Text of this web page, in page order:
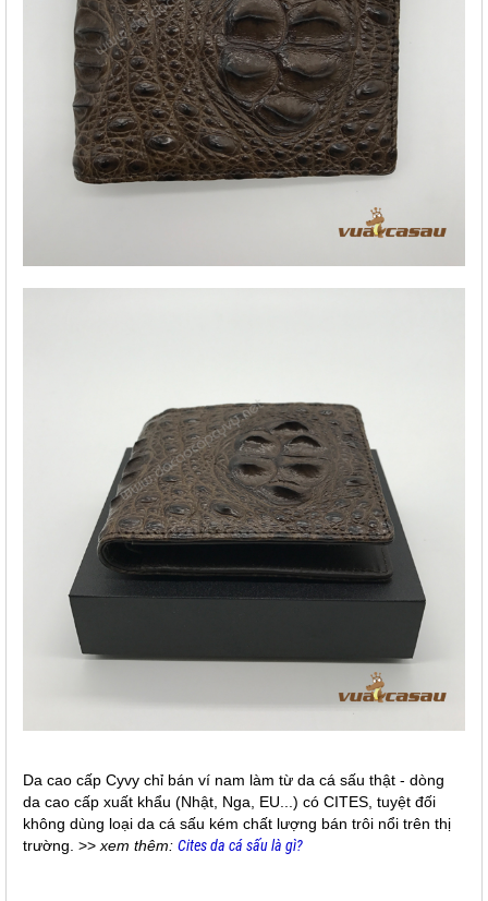
Da cao cấp Cyvy chỉ bán ví nam làm từ da cá sấu thật - dòng
da cao cấp xuất khẩu (Nhật, Nga, EU...) có CITES, tuyệt đối
không dùng loại da cá sấu kém chất lượng bán trôi nổi trên thị
trường. >> xem thêm: Cites da cá sấu là gì?